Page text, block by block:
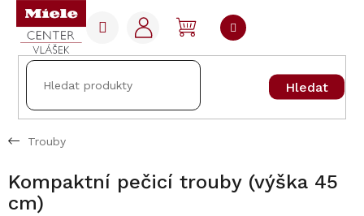
Přejít
obsah
Hledat
NÁKUPNÍ
KOŠÍK
Trouby
Kompaktní pečicí trouby (výška 45
cm)